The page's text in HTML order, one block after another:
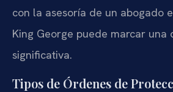
con la asesoría de un abogado
King George puede marcar una
significativa.
Tipos de Órdenes de